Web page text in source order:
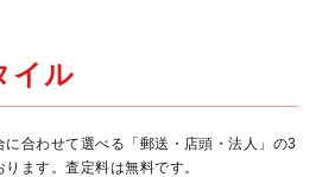
イル
合わせて選べる「郵送・店頭・法人」の3
ます。査定料は無料です。